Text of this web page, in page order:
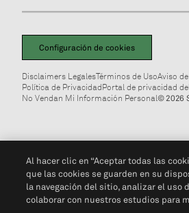
Configuración de cookies
Disclaimers LegalesTérminos de UsoAviso
Política de PrivacidadPortal de privacidad
No Vendan Mi Información Personal© 2026
Al hacer clic en “Aceptar todas las
que las cookies se guarden en su
la navegación del sitio, analizar el uso
colaborar con nuestros estudios para